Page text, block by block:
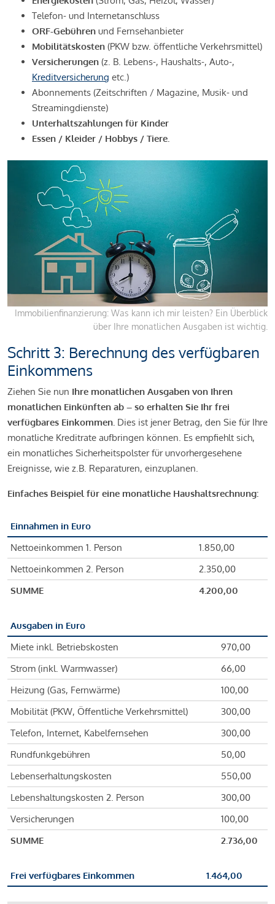
Telefon- und Internetanschluss
ORF-Gebühren und Fernsehanbieter
Mobilitätskosten (PKW bzw. öffentliche Verkehrsmittel)
Versicherungen (z. B. Lebens-, Haushalts-, Auto-,
Kreditversicherung etc.)
Abonnements (Zeitschriften / Magazine, Musik- und
Streamingdienste)
Unterhaltszahlungen für Kinder
Essen / Kleider / Hobbys / Tiere.
Immobilienfinanzierung: Was kann ich mir leisten? Ein Überblick
über Ihre monatlichen Ausgaben ist wichtig.
Schritt 3: Berechnung des verfügbaren
Einkommens
Ziehen Sie nun Ihre monatlichen Ausgaben von Ihren
monatlichen Einkünften ab – so erhalten Sie Ihr frei
verfügbares Einkommen. Dies ist jener Betrag, den Sie für Ihre
monatliche Kreditrate aufbringen können. Es empfiehlt sich,
ein monatliches Sicherheitspolster für unvorhergesehene
Ereignisse, wie z.B. Reparaturen, einzuplanen.
Einfaches Beispiel für eine monatliche Haushaltsrechnung:
Einnahmen in Euro
Nettoeinkommen 1. Person
1.850,00
Nettoeinkommen 2. Person
2.350,00
SUMME
4.200,00
Ausgaben in Euro
Miete inkl. Betriebskosten
970,00
Strom (inkl. Warmwasser)
66,00
Heizung (Gas, Fernwärme)
100,00
Mobilität (PKW, Öffentliche Verkehrsmittel)
300,00
Telefon, Internet, Kabelfernsehen
300,00
Rundfunkgebühren
50,00
Lebenserhaltungskosten
550,00
Lebenshaltungskosten 2. Person
300,00
Versicherungen
100,00
SUMME
2.736,00
Frei verfügbares Einkommen 1.464,00